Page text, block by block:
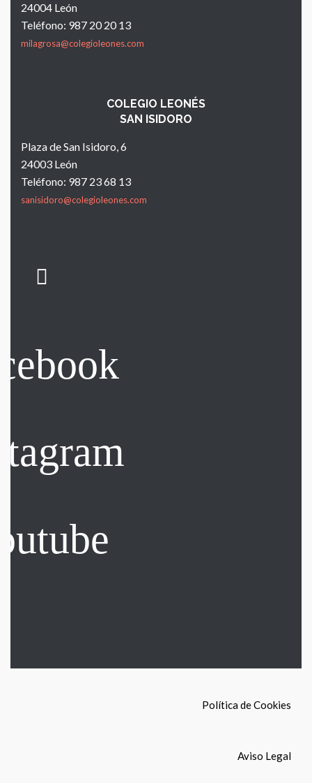
24004 León
Teléfono: 987 20 20 13
milagrosa@colegioleones.com
COLEGIO LEONÉS
SAN ISIDORO
Plaza de San Isidoro, 6
24003 León
Teléfono: 987 23 68 13
sanisidoro@colegioleones.com
Política de Cookies
Aviso Legal